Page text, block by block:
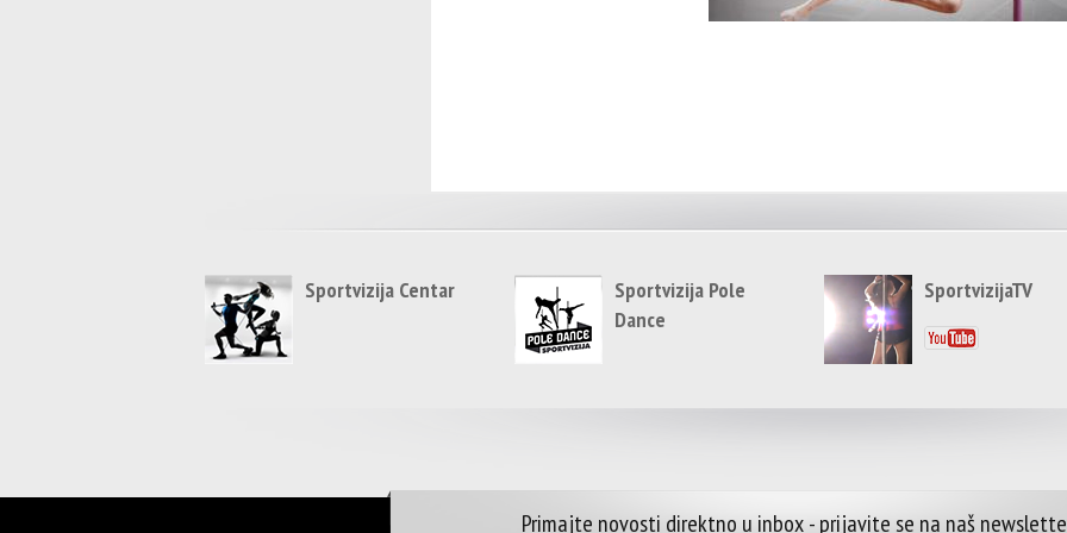
Sportvizija Centar
Sportvizija Pole
Dance
SportvizijaTV
Primajte novosti direktno u inbox - prijavite se na naš